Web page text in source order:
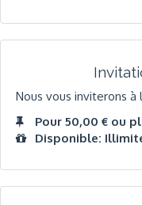
Nous vous inviterons
Pour 50,00 € ou
Disponible: